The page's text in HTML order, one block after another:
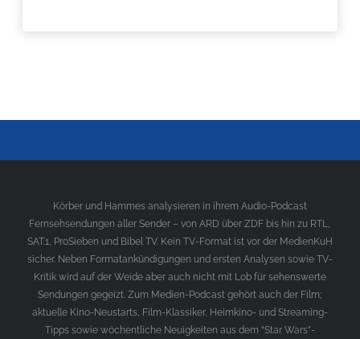
Körber und Hammes analysieren in ihrem Audio-Podcast
Fernsehsendungen aller Sender – von ARD über ZDF bis hin zu RTL,
SAT.1, ProSieben und Bibel TV. Kein TV-Format ist vor der MedienKuH
sicher. Neben Formatankündigungen und ersten Analysen sowie TV-
Kritik wird auf der Weide aber auch nicht mit Lob für sehenswerte
Sendungen gegeizt. Zum Medien-Podcast gehört auch der Film;
aktuelle Kino-Neustarts, Film-Klassiker, Heimkino- und Streaming-
Tipps sowie wöchentliche Neuigkeiten aus dem “Star Wars”-